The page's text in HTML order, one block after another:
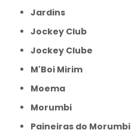
Jardins
Jockey Club
Jockey Clube
M'Boi Mirim
Moema
Morumbi
Paineiras do Morumbi